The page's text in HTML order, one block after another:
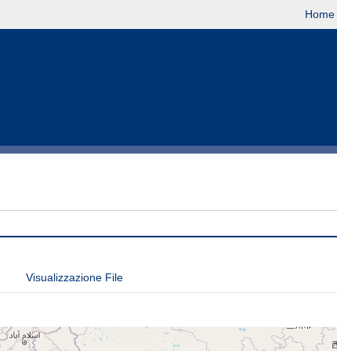
Home
Visualizzazione File